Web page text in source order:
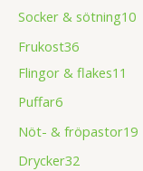
Socker & sötning10
Frukost36
Flingor & flakes11
Puffar6
Nöt- & fröpastor19
Drycker32